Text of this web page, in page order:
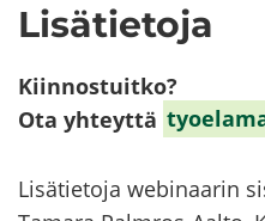
Li­sä­tie­to­ja
Kiin­nos­tuit­ko?
Ota yh­teyt­tä
Li­sä­tie­to­ja webinaarin